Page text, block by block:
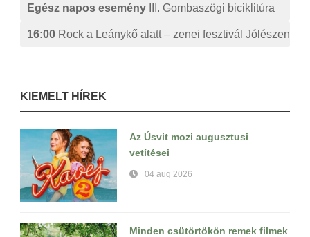
Egész napos esemény
III. Gombaszögi biciklitúra
16:00 Rock a Leánykő alatt – zenei fesztivál Jólészen
KIEMELT HÍREK
Az Úsvit mozi augusztusi
vetítései
04 aug 2026
Minden csütörtökön remek filmek